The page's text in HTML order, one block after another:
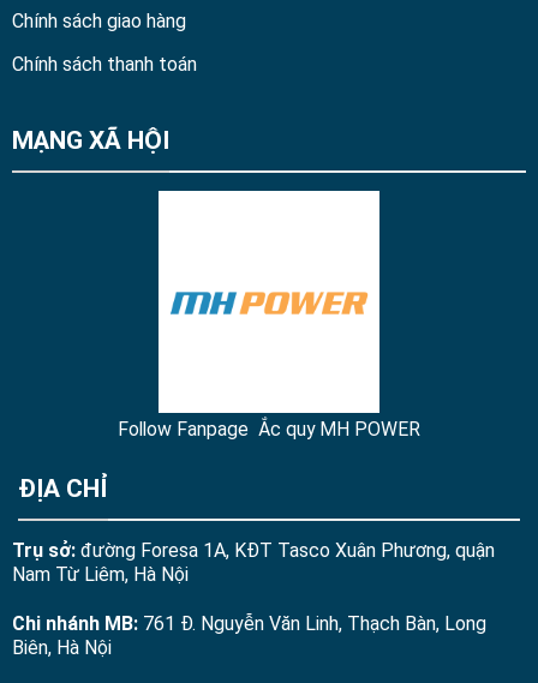
Chính sách giao hàng
Chính sách thanh toán
MẠNG XÃ HỘI
Follow Fanpage Ắc quy MH POWER
ĐỊA CHỈ
Trụ sở:đường Foresa 1A, KĐT Tasco Xuân Phương, quận
Nam Từ Liêm, Hà Nội
Chi nhánh MB:761 Đ. Nguyễn Văn Linh, Thạch Bàn, Long
Biên, Hà Nội